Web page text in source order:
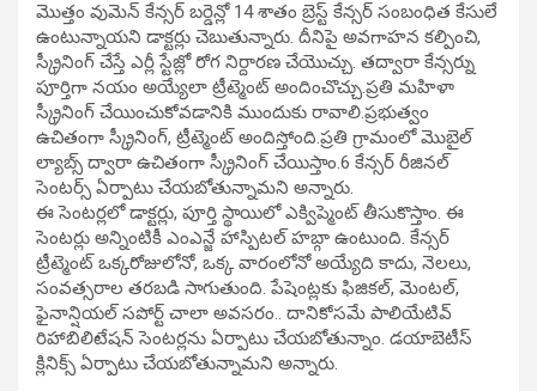
మొత్తం వుమెన్ కేన్సర్ బర్డెన్లో 14 శాతం బ్రెస్ట్ కేన్సర్ సంబంధిత కేసులే
ఉంటున్నాయని డాక్టర్లు చెబుతున్నారు. దీనిపై అవగాహన కల్పించి,
స్క్రీనింగ్ చేస్తే ఎర్లీ స్టేజ్లో రోగ నిర్దారణ చేయొచ్చు. తద్వారా కేన్సర్ను
పూర్తిగా నయం అయ్యేలా ట్రీట్మెంట్ అందించొచ్చు.ప్రతి మహిళా
స్క్రీనింగ్ చేయించుకోవడానికి ముందుకు రావాలి.ప్రభుత్వం
ఉచితంగా స్క్రీనింగ్, ట్రీట్మెంట్ అందిస్తోంది.ప్రతి గ్రామంలో మొబైల్
ల్యాబ్స్ ద్వారా ఉచితంగా స్క్రీనింగ్ చేయిస్తాం.6 కేన్సర్ రీజినల్
సెంటర్స్ ఏర్పాటు చేయబోతున్నామని అన్నారు.
ఈ సెంటర్లలో డాక్టర్లు, పూర్తి స్థాయిలో ఎక్విప్మెంట్ తీసుకొస్తాం. ఈ
సెంటర్లు అన్నింటికీ ఎంఎన్జే హాస్పిటల్ హబ్గా ఉంటుంది. కేన్సర్
ట్రీట్మెంట్ ఒక్కరోజులోనో, ఒక్క వారంలోనో అయ్యేది కాదు, నెలలు,
సంవత్సరాల తరబడి సాగుతుంది. పేషెంట్లకు ఫిజికల్, మెంటల్,
ఫైనాన్షియల్ సపోర్ట్ చాలా అవసరం.. దానికోసమే పాలియేటివ్
రిహాబిలిటేషన్ సెంటర్లను ఏర్పాటు చేయబోతున్నాం. డయాబెటీస్
క్లినిక్స్ ఏర్పాటు చేయబోతున్నామని అన్నారు.